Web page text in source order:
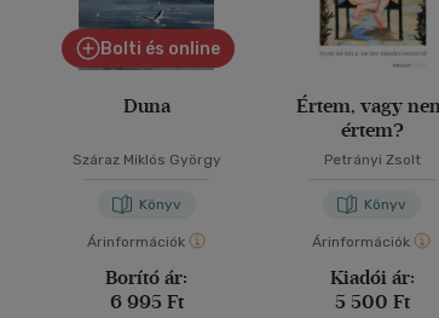
Bolti és online
Duna
Száraz Miklós György
Könyv
Árinformációk
Borító ár:
6 995 Ft
Értem, vagy
értem?
Petrányi Zsolt
Könyv
Árinformációk
Kiadói ár:
5 500 Ft